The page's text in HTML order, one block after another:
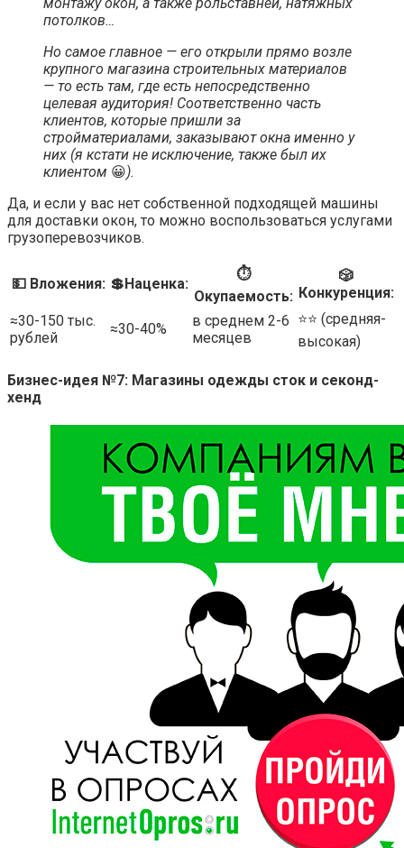
потолков…
Но самое главное — его открыли прямо возле
крупного магазина строительных материалов
— то есть там, где есть непосредственно
целевая аудитория! Соответственно часть
клиентов, которые пришли за
стройматериалами, заказывают окна именно у
них (я кстати не исключение, также был их
клиентом 😀).
Да, и если у вас нет собственной подходящей машины
для доставки окон, то можно воспользоваться услугами
грузоперевозчиков.
💵 Вложения: 💲Наценка:
⏱
Окупаемость:
🎲
Конкуренция:
≈30-150 тыс.
рублей
≈30-40%
в среднем 2-6
месяцев
⭐️⭐️ (средняя-
высокая)
Бизнес-идея №7: Магазины одежды сток и секонд-
хенд